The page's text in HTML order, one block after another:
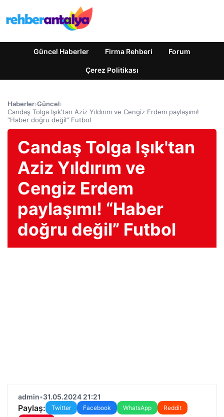
Güncel Haberler Firma Rehberi Forum
Çerez Politikası
Haberler›Güncel›
Candaş Tolga Işık'tan Aziz Yıldırım ve Cengiz Erdem paylaşımı!
“Haber doğru değil” Futbol
Candaş Tolga Işık'tan
Aziz Yıldırım ve
Cengiz Erdem
paylaşımı! “Haber
doğru değil” Futbol
admin•31.05.2024 21:21
Paylaş: Twitter Facebook WhatsApp
Reddit